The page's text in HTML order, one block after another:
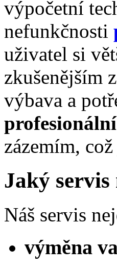
výpočetní
nefunkčnosti
uživatel si
zkušenějším
výbava a
zázemím,
Jaký servis
Náš servis
výměna